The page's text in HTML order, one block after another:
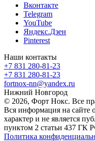
Вконтакте
Telegram
YouTube
Яндекс.Дзен
Pinterest
Наши контакты
+7 831 280-81-23
+7 831 280-81-23
fortnox-nn@yandex.ru
Нижний Новгород
© 2026, Форт Нокс. Все
Вся информация на сайте
характер и не является
пунктом 2 статьи 437 ГК
Политика